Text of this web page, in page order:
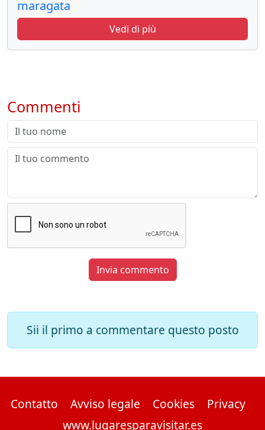
maragata
Vedi di più
Commenti
Invia commento
Sii il primo a commentare questo posto
Contatto Avviso legale Cookies
Privacy
www.lugaresparavisitar.es